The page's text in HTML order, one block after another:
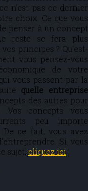
n’est pas ce dernier
choix. Ce que vous
penser à un concept
reste se fera plus
principes ? Qu’est-
vous pensez-vous
de votre
vous passent par la
quelle entreprise
des autres pour
concepts vous
peu importe
De ce fait, vous avez
Si vous
sujet, cliquez ici